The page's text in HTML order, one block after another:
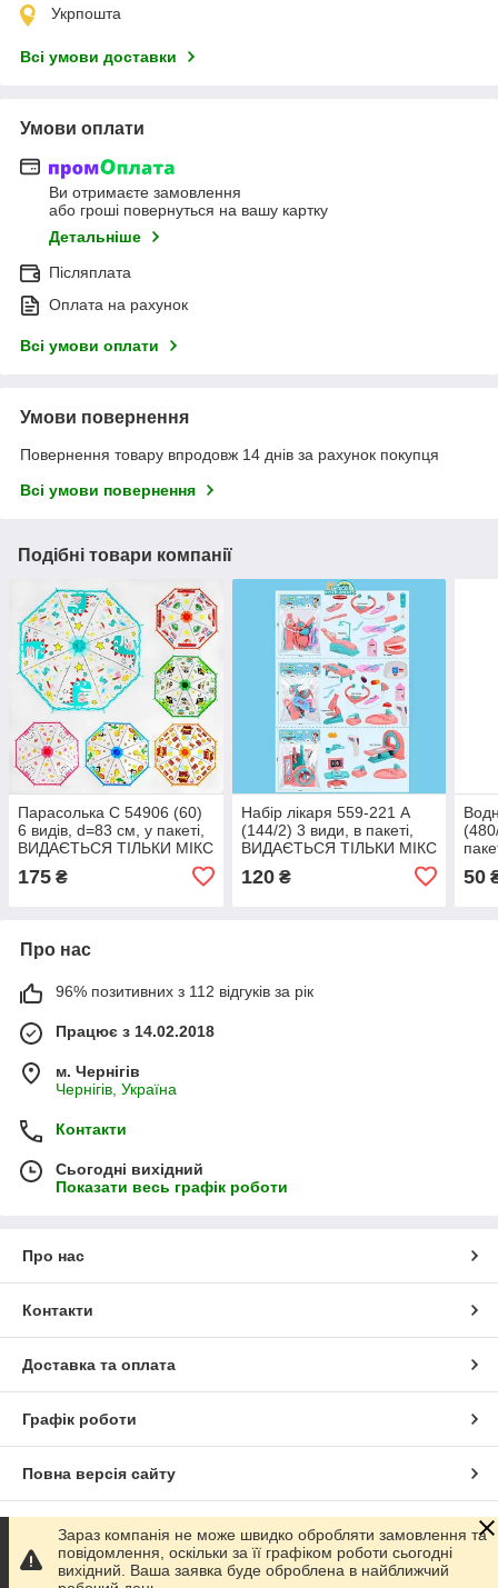
Укрпошта
Всі умови доставки
Умови оплати
Ви отримаєте замовлення
або гроші повернуться на вашу картку
Детальніше
Післяплата
Оплата на рахунок
Всі умови оплати
Умови повернення
Повернення товару впродовж 14 днів за рахунок покупця
Всі умови повернення
Подібні товари компанії
Парасолька C 54906 (60)
6 видів, d=83 см, у пакеті,
ВИДАЄТЬСЯ ТІЛЬКИ МІКС
175 ₴
Набір лікаря 559-221 A
(144/2) 3 види, в пакеті,
ВИДАЄТЬСЯ ТІЛЬКИ МІКС
120₴ 50
Про нас
96% позитивних з 112 відгуків за рік
Працює з 14.02.2018
м. Чернігів
Чернігів, Україна
Контакти
Сьогодні вихідний
Показати весь графік роботи
Про нас
Контакти
Доставка та оплата
Графік роботи
Повна версія сайту
Сайт створено на маркетплейсі Prom.ua
Політика конфіденційності
Зараз компанія не може швидко обробляти замовлення та
повідомлення, оскільки за її графіком роботи сьогодні
вихідний. Ваша заявка буде оброблена в найближчий